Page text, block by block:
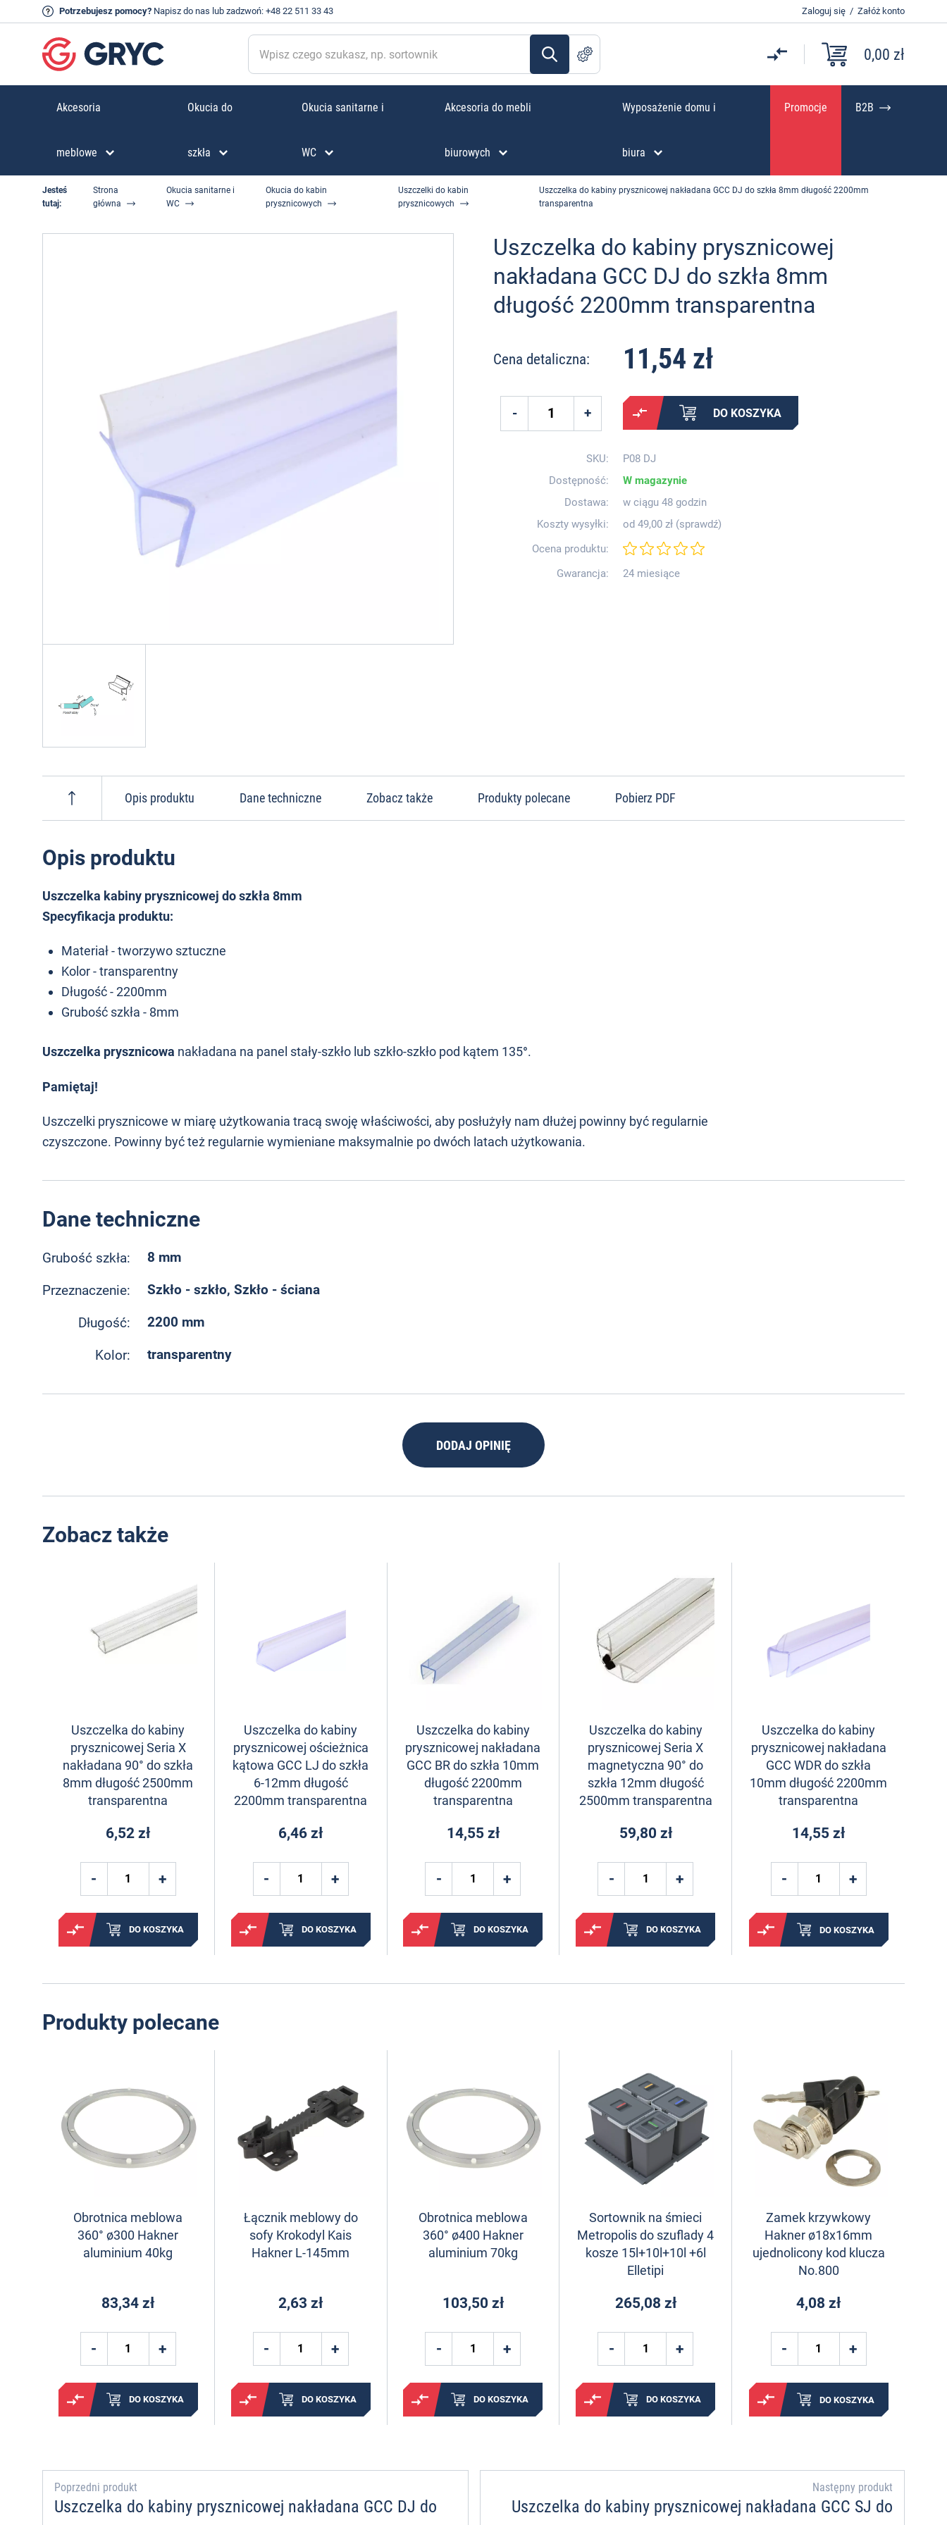
Potrzebujesz pomocy? Napisz do nas lub zadzwoń: +48 22 511 33 43 Zaloguj się / Załóż konto
0,00 zł
Akcesoria
meblowe
Okucia do
szkła
Okucia sanitarne i
WC
Akcesoria do mebli
biurowych
Wyposażenie domu i
biura
Promocje B2B
Jesteś
tutaj:
Strona
główna
Okucia sanitarne i
WC
Okucia do kabin
prysznicowych
Uszczelki do kabin
prysznicowych
Uszczelka do kabiny prysznicowej nakładana GCC DJ do szkła 8mm długość 2200mm
transparentna
Uszczelka do kabiny prysznicowej
nakładana GCC DJ do szkła 8mm
długość 2200mm transparentna
Cena detaliczna: 11,54 zł
DO KOSZYKA
SKU:
P08 DJ
Dostępność:
W magazynie
Dostawa:
w ciągu 48 godzin
Koszty wysyłki:
od 49,00 zł (sprawdź)
Ocena produktu:
Gwarancja:
24 miesiące
Opis produktu Dane techniczne Zobacz także Produkty polecane Pobierz PDF
Opis produktu
Uszczelka kabiny prysznicowej do szkła 8mm
Specyfikacja produktu:
Materiał - tworzywo sztuczne
Kolor - transparentny
Długość - 2200mm
Grubość szkła - 8mm
Uszczelka prysznicowa nakładana na panel stały-szkło lub szkło-szkło pod kątem 135°.
Pamiętaj!
Uszczelki prysznicowe w miarę użytkowania tracą swoję właściwości, aby posłużyły nam dłużej powinny być regularnie
czyszczone. Powinny być też regularnie wymieniane maksymalnie po dwóch latach użytkowania.
Dane techniczne
Grubość szkła: 8 mm
Przeznaczenie: Szkło - szkło, Szkło - ściana
Długość: 2200 mm
Kolor: transparentny
DODAJ OPINIĘ
Zobacz także
Uszczelka do kabiny
prysznicowej Seria X
nakładana 90° do szkła
8mm długość 2500mm
transparentna
6,52 zł
DO KOSZYKA
Uszczelka do kabiny
prysznicowej ościeżnica
kątowa GCC LJ do szkła
6-12mm długość
2200mm transparentna
6,46 zł
DO KOSZYKA
Uszczelka do kabiny
prysznicowej nakładana
GCC BR do szkła 10mm
długość 2200mm
transparentna
14,55 zł
DO KOSZYKA
Uszczelka do kabiny
prysznicowej Seria X
magnetyczna 90° do
szkła 12mm długość
2500mm transparentna
59,80 zł
DO KOSZYKA
Uszczelka do kabiny
prysznicowej nakładana
GCC WDR do szkła
10mm długość 2200mm
transparentna
14,55 zł
DO KOSZYKA
Produkty polecane
Obrotnica meblowa
360° ø300 Hakner
aluminium 40kg
83,34 zł
DO KOSZYKA
Łącznik meblowy do
sofy Krokodyl Kais
Hakner L-145mm
2,63 zł
DO KOSZYKA
Obrotnica meblowa
360° ø400 Hakner
aluminium 70kg
103,50 zł
DO KOSZYKA
Sortownik na śmieci
Metropolis do szuflady 4
kosze 15l+10l+10l +6l
Elletipi
265,08 zł
DO KOSZYKA
Zamek krzywkowy
Hakner ø18x16mm
ujednolicony kod klucza
No.800
4,08 zł
DO KOSZYKA
Poprzedni produkt
Uszczelka do kabiny prysznicowej nakładana GCC DJ do
Następny produkt
Uszczelka do kabiny prysznicowej nakładana GCC SJ do